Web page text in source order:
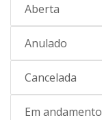
Aberta
Anulado
Cancelada
Em andamento